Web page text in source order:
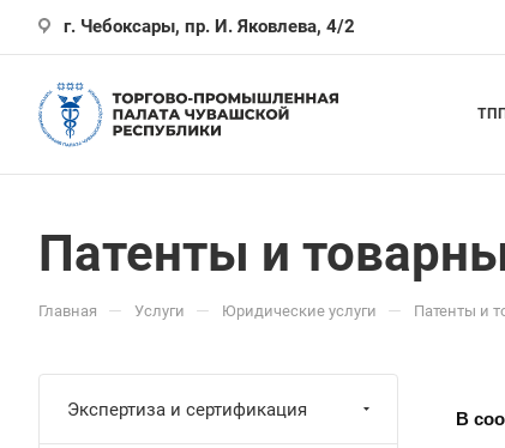
г. Чебоксары, пр. И. Яковлева, 4/2
ТПП
Патенты и
Главная — Услуги — Юридические услуги — Патенты и
В
Экспертиза и сертификация